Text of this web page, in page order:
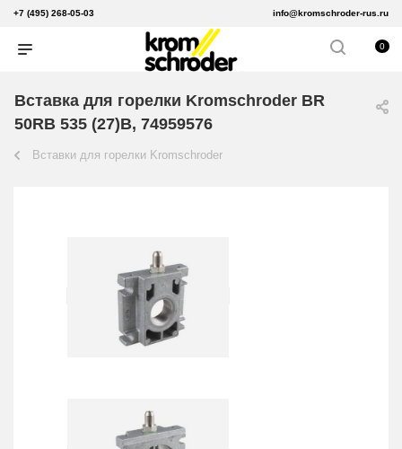
+7 (495) 268-05-03 info@kromschroder-rus.ru
0
Вставка для горелки Kromschroder BR
50RB 535 (27)B, 74959576
Вставки для горелки Kromschroder